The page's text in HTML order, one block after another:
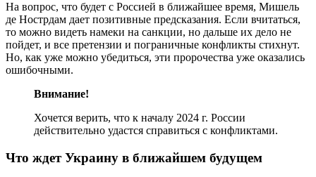
На вопрос, что будет с Россией в ближайшее время, Мишель
де Нострдам дает позитивные предсказания. Если вчитаться,
то можно видеть намеки на санкции, но дальше их дело не
пойдет, и все претензии и пограничные конфликты стихнут.
Но, как уже можно убедиться, эти пророчества уже оказались
ошибочными.
Внимание!
Хочется верить, что к началу 2024 г. России
действительно удастся справиться с конфликтами.
Что ждет Украину в ближайшем будущем